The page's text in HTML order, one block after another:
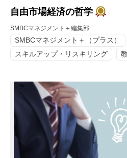
自由市場経済の哲学
SMBCマネジメント＋編集部
SMBCマネジメント＋（プラス）
スキルアップ・リスキリング